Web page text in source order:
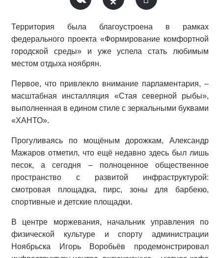
Территория была благоустроена в рамках
федерального проекта «Формирование комфортной
городской среды» и уже успела стать любимым
местом отдыха ноябрян.
Первое, что привлекло внимание парламентария, –
масштабная инсталляция «Стая северной рыбы»,
выполненная в едином стиле с зеркальными буквами
«ХАНТО».
Прогуливаясь по мощёным дорожкам, Александр
Мажаров отметил, что ещё недавно здесь был лишь
песок, а сегодня – полноценное общественное
пространство с развитой инфраструктурой:
смотровая площадка, пирс, зоны для барбекю,
спортивные и детские площадки.
В центре моржевания, начальник управления по
физической культуре и спорту администрации
Ноябрьска Игорь Воробьёв продемонстрировал